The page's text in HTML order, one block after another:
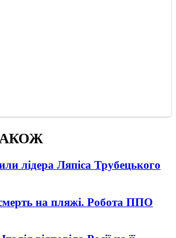
лідера Ляпіса Трубецького
на пляжі. Робота ППО